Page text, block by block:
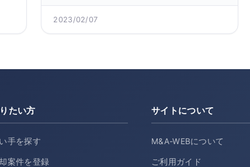
2023/02/07
たい方
手を探す
案件を登録
サイトについて
M&A-WEBについて
ご利用ガイド